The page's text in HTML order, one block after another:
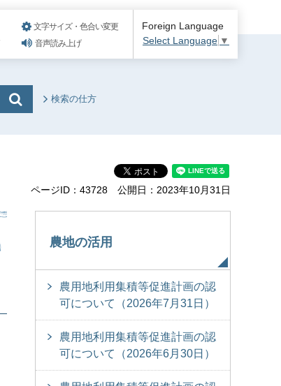
文字サイズ・色合い変更
音声読み上げ
Foreign Language
Select Language ▼
検索の仕方
ページID：43728 公開日：2023年10月31日
農地の活用
農用地利用集積等促進計画の認
可について（2026年7月31日）
農用地利用集積等促進計画の認
可について（2026年6月30日）